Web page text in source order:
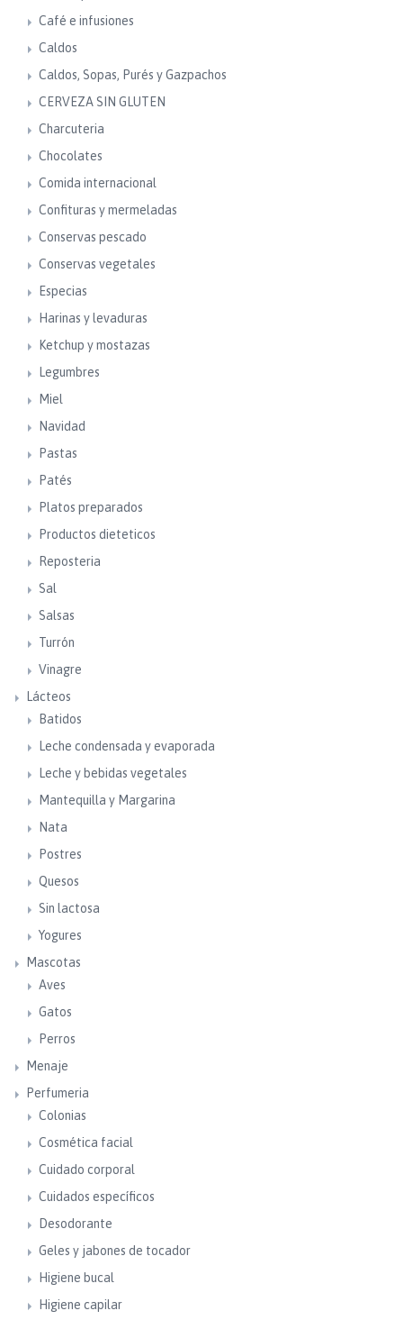
Café e infusiones
Caldos
Caldos, Sopas, Purés y Gazpachos
CERVEZA SIN GLUTEN
Charcuteria
Chocolates
Comida internacional
Confituras y mermeladas
Conservas pescado
Conservas vegetales
Especias
Harinas y levaduras
Ketchup y mostazas
Legumbres
Miel
Navidad
Pastas
Patés
Platos preparados
Productos dieteticos
Reposteria
Sal
Salsas
Turrón
Vinagre
Lácteos
Batidos
Leche condensada y evaporada
Leche y bebidas vegetales
Mantequilla y Margarina
Nata
Postres
Quesos
Sin lactosa
Yogures
Mascotas
Aves
Gatos
Perros
Menaje
Perfumeria
Colonias
Cosmética facial
Cuidado corporal
Cuidados específicos
Desodorante
Geles y jabones de tocador
Higiene bucal
Higiene capilar